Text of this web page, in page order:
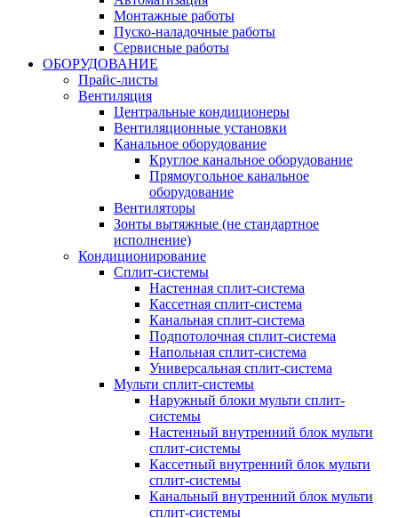
Монтажные работы
Пуско-наладочные работы
Сервисные работы
ОБОРУДОВАНИЕ
Прайс-листы
Вентиляция
Центральные кондиционеры
Вентиляционные установки
Канальное оборудование
Круглое канальное оборудование
Прямоугольное канальное
оборудование
Вентиляторы
Зонты вытяжные (не стандартное
исполнение)
Кондиционирование
Сплит-системы
Настенная сплит-система
Кассетная сплит-система
Канальная сплит-система
Подпотолочная сплит-система
Напольная сплит-система
Универсальная сплит-система
Мульти сплит-системы
Наружный блоки мульти сплит-
системы
Настенный внутренний блок мульти
сплит-системы
Кассетный внутренний блок мульти
сплит-системы
Канальный внутренний блок мульти
сплит-системы